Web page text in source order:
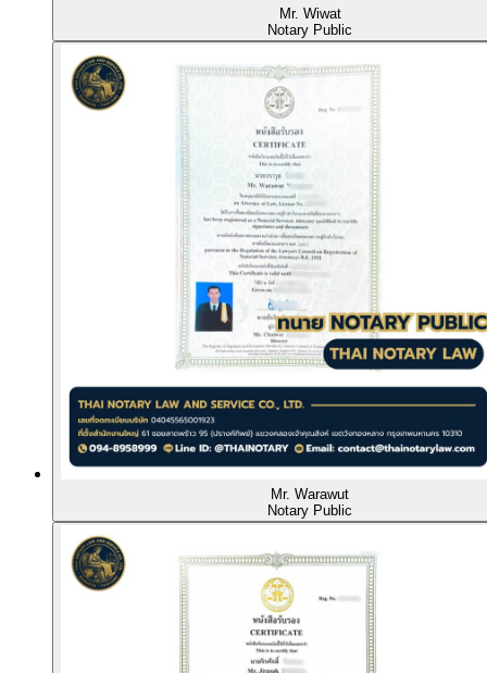
Mr. Wiwat
Notary Public
Mr. Warawut
Notary Public